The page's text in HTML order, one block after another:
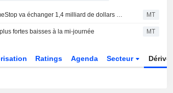
GameStop va échanger 1,4 milliard de dollars d'obligations convertibles contre des actions de classe A ; le titre chute MT
fortes baisses à la mi-journée MT
Ratings Agenda Secteur Dérivés